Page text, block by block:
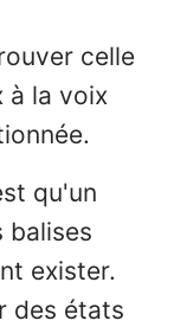
celle
à la voix
qu'un
balises
exister.
des états